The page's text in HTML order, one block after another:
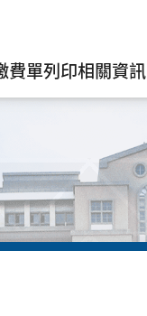
費單列印相關資訊